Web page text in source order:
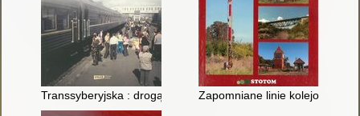
Transsyberyjska : drogą żelazną przez Rosję i dalej
Zapomniane linie kolejowe